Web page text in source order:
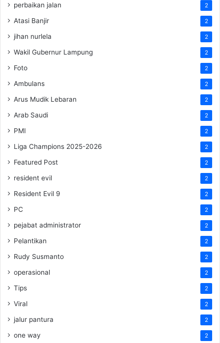
perbaikan jalan 2
Atasi Banjir 2
jihan nurlela 2
Wakil Gubernur Lampung 2
Foto 2
Ambulans 2
Arus Mudik Lebaran 2
Arab Saudi 2
PMI 2
Liga Champions 2025-2026 2
Featured Post 2
resident evil 2
Resident Evil 9 2
PC 2
pejabat administrator 2
Pelantikan 2
Rudy Susmanto 2
operasional 2
Tips 2
Viral 2
jalur pantura 2
one way 2